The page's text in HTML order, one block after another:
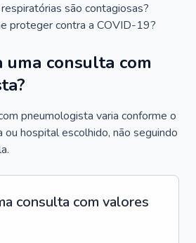
são contagiosas?
proteger contra a COVID-19?
uma consulta com
pneumologista varia conforme o
ou hospital escolhido, não seguindo
consulta com valores